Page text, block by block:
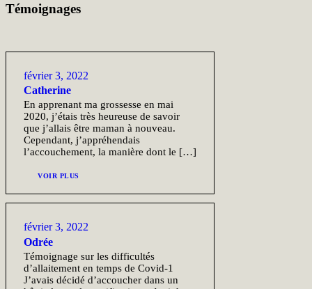
Témoignages
février 3, 2022
Catherine
En apprenant ma grossesse en mai
2020, j’étais très heureuse de savoir
que j’allais être maman à nouveau.
Cependant, j’appréhendais
l’accouchement, la manière dont le […]
VOIR PLUS
février 3, 2022
Odrée
Témoignage sur les difficultés
d’allaitement en temps de Covid-1
J’avais décidé d’accoucher dans un